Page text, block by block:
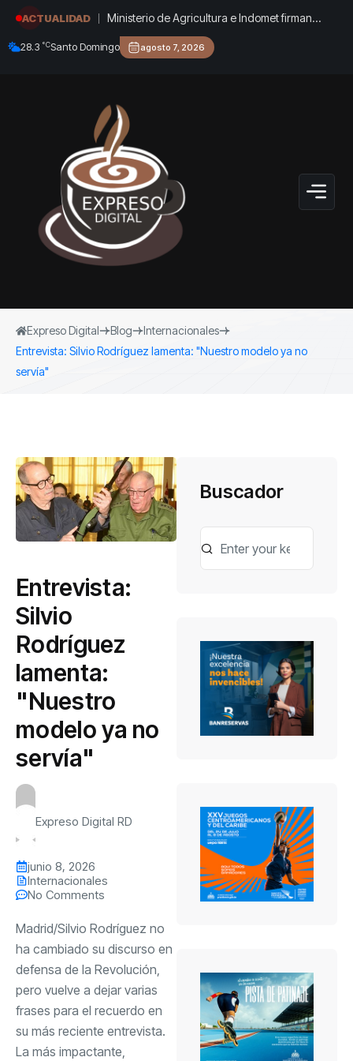
ACTUALIDAD
Ministerio de Agricultura e Indomet firman
acuerdo para fortalecer la gestión
agroclimática del país
28.3 °CSanto Domingo agosto 7, 2026
Expreso Digital Blog
Internacionales
Entrevista: Silvio Rodríguez lamenta: "Nuestro modelo ya no
servía"
Entrevista:
Silvio
Rodríguez
lamenta:
"Nuestro
modelo ya no
servía"
Expreso Digital RD
junio 8, 2026
Internacionales
No Comments
Madrid/Silvio Rodríguez no
ha cambiado su discurso en
defensa de la Revolución,
pero vuelve a dejar varias
frases para el recuerdo en
su más reciente entrevista.
La más impactante,
Buscador